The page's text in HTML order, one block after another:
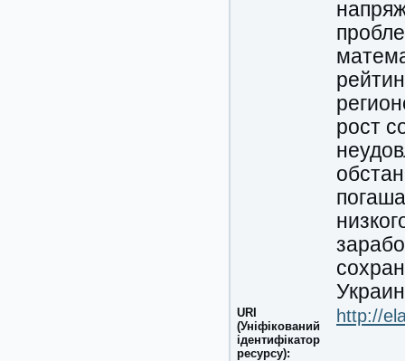
рост
URI
(Уніфікований
ідентифікатор
ресурсу):
http://